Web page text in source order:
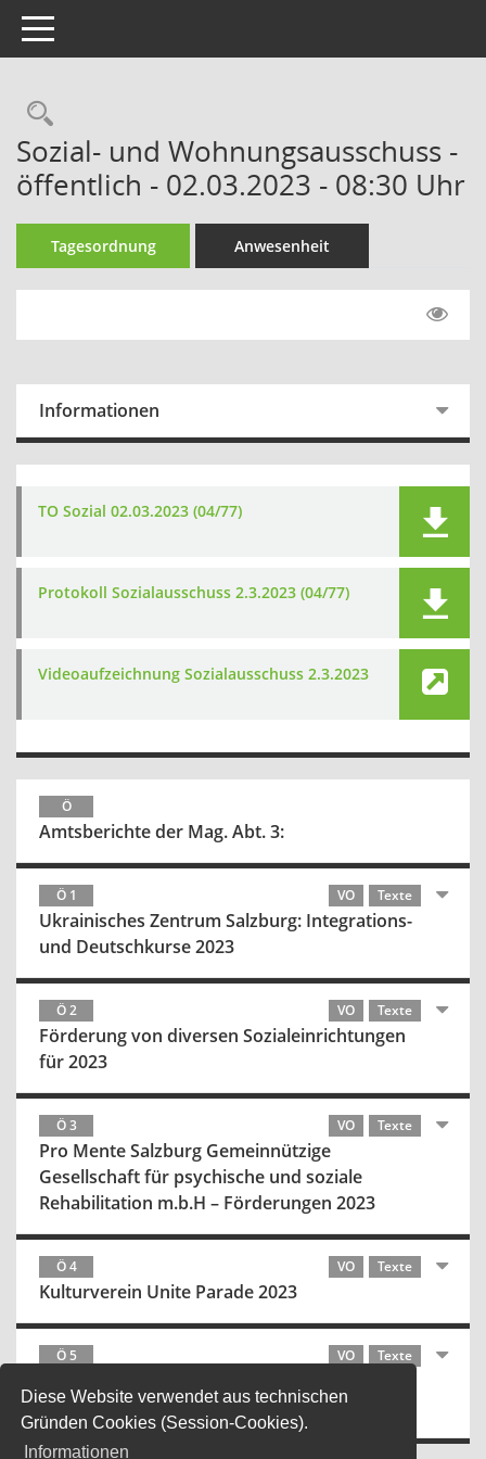
Diese Website verwendet aus technischen
Gründen Cookies (Session-Cookies).
Informationen
Toggle navigation
Rechercheauswahl
Sozial- und Wohnungsausschuss -
öffentlich - 02.03.2023 - 08:30 Uhr
Tagesordnung Anwesenheit
Informationen
TO Sozial 02.03.2023 (04/77)
Protokoll Sozialausschuss 2.3.2023 (04/77)
Videoaufzeichnung Sozialausschuss 2.3.2023
Ö
Amtsberichte der Mag. Abt. 3:
Ö 1 VO Texte
Ukrainisches Zentrum Salzburg: Integrations-
und Deutschkurse 2023
Ö 2 VO Texte
Förderung von diversen Sozialeinrichtungen
für 2023
Ö 3 VO Texte
Pro Mente Salzburg Gemeinnützige
Gesellschaft für psychische und soziale
Rehabilitation m.b.H – Förderungen 2023
Ö 4 VO Texte
Kulturverein Unite Parade 2023
Ö 5 VO Texte
Aktiv:Karte in der Stadt Salzburg